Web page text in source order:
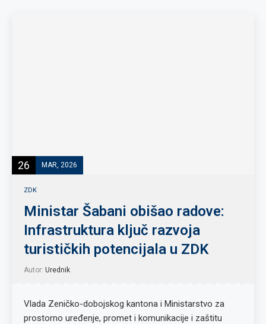
26 MAR, 2026
ZDK
Ministar Šabani obišao radove:
Infrastruktura ključ razvoja
turističkih potencijala u ZDK
Autor: Urednik
Vlada Zeničko-dobojskog kantona i Ministarstvo za
prostorno uređenje, promet i komunikacije i zaštitu